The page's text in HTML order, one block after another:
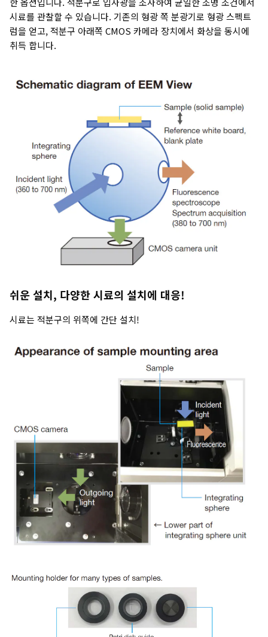
시료를 관찰할 수 있습니다. 기존의 형광 쪽 분광기로 형광 스펙트
럼을 얻고, 적분구 아래쪽 CMOS 카메라 장치에서 화상을 동시에
취득 합니다.
쉬운 설치, 다양한 시료의 설치에 대응!
시료는 적분구의 위쪽에 간단 설치!